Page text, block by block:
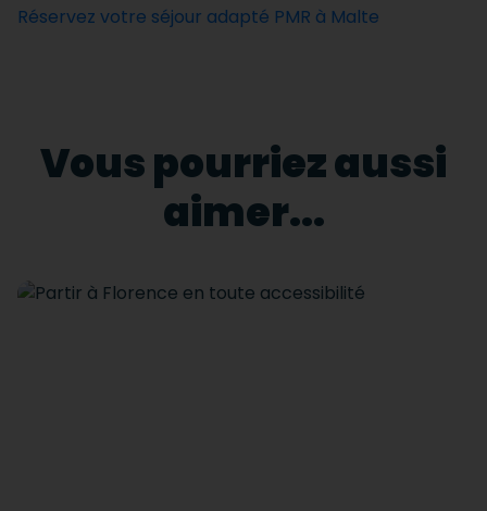
Réservez votre séjour adapté PMR à Malte
Vous pourriez aussi
aimer...